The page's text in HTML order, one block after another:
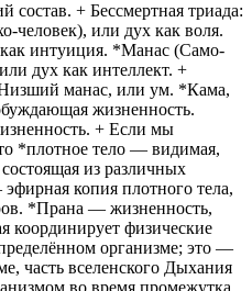
состав. + Бессмертная триада:
человек), или дух как воля.
интуиция. *Манас (Само-
дух как интеллект. +
манас, или ум. *Кама,
жизненность.
+ Если мы
*плотное тело — видимая,
из различных
копия плотного тела,
*Прана — жизненность,
координирует физические
организме; это —
часть вселенского Дыхания